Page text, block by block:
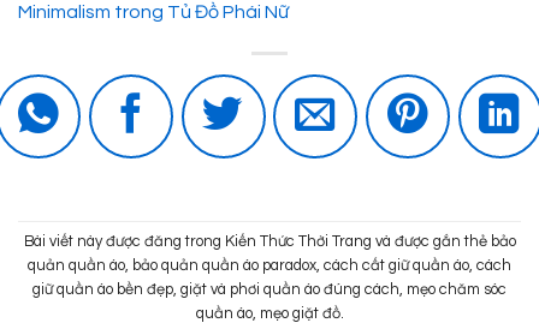
Minimalism trong Tủ Đồ Phái Nữ
Bài viết này được đăng trong Kiến Thức Thời Trang và được gắn thẻ bảo
quản quần áo, bảo quản quần áo paradox, cách cất giữ quần áo, cách
giữ quần áo bền đẹp, giặt và phơi quần áo đúng cách, mẹo chăm sóc
quần áo, mẹo giặt đồ.